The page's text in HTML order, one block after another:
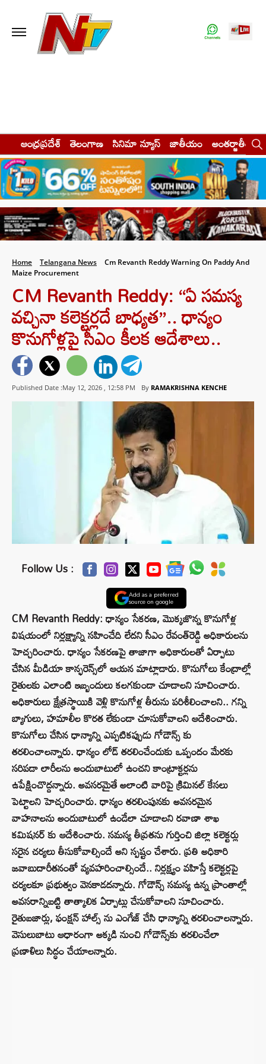
ఆంధ్రప్రదేశ్ తెలంగాణ సినిమా న్యూస్ జాతీయం అంతర్జాతీయం
Home Telangana News
Cm Revanth Reddy Warning On Paddy And
Maize Procurement
CM Revanth Reddy: “ఏ సమస్య
వచ్చినా కలెక్టర్లదే బాధ్యత”.. ధాన్యం
కొనుగోళ్లపై సీఎం కీలక ఆదేశాలు..
Published Date :May 12, 2026 , 12:58 PM By RAMAKRISHNA KENCHE
Follow Us :
Add as a preferred
source on google
CM Revanth Reddy: ధాన్యం సేకరణ, మొక్కజొన్న కొనుగోళ్ల
విషయంలో నిర్లక్ష్యాన్ని సహించేది లేదని సీఎం రేవంత్‌రెడ్డి అధికారులను
హెచ్చరించారు. ధాన్యం సేకరణపై తాజాగా అధికారులతో ఏర్పాటు
చేసిన మీడియా కాన్ఫరెన్స్‌లో ఆయన మాట్లాడారు. కొనుగోలు కేంద్రాల్లో
రైతులకు ఎలాంటి ఇబ్బందులు కలగకుండా చూడాలని సూచించారు.
అధికారులు క్షేత్రస్థాయికి వెళ్లి కొనుగోళ్ల తీరును పరిశీలించాలని.. గన్ని
బ్యాగులు, హమాలీల కొరత లేకుండా చూసుకోవాలని ఆదేశించారు.
కొనుగోలు చేసిన ధాన్యాన్ని ఎప్పటికప్పుడు గోడౌన్స్ కు
తరలించాలన్నారు. ధాన్యం లోడ్ తరలించేందుకు ఒప్పందం మేరకు
సరిపడా లారీలను అందుబాటులో ఉంచని కాంట్రాక్టర్లను
ఉపేక్షించొద్దన్నారు. అవసరమైతే అలాంటి వారిపై క్రిమినల్ కేసలు
పెట్టాలని హెచ్చరించారు. ధాన్యం తరలింపునకు అవసరమైన
వాహనాలను అందుబాటులో ఉండేలా చూడాలని రవాణా శాఖ
కమిషనర్ కు ఆదేశించారు. సమస్య తీవ్రతను గుర్తించి జిల్లా కలెక్టర్లు
సరైన చర్యలు తీసుకోవాల్సిందే అని స్పష్టం చేశారు. ప్రతి అధికారి
జవాబుదారీతనంతో వ్యవహరించాల్సిందే.. నిర్లక్ష్యం వహిస్తే కలెక్టర్లపై
చర్యలకూ ప్రభుత్వం వెనకాడదన్నారు. గోడౌన్స్ సమస్య ఉన్న ప్రాంతాల్లో
అవసరాన్నిబట్టి తాత్కాలిక ఏర్పాట్లు చేసుకోవాలని సూచించారు.
రైతుబజార్లు, ఫంక్షన్ హాల్స్ ను ఎంగేజ్ చేసి ధాన్యాన్ని తరలించాలన్నారు.
వెసులుబాటు ఆధారంగా అక్కడి నుంచి గోడౌన్స్‌కు తరలించేలా
ప్రణాళిలు సిద్ధం చేయాలన్నారు.